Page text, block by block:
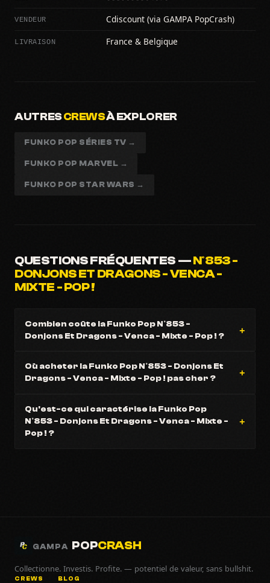
VENDEUR Cdiscount (via GAMPA PopCrash)
LIVRAISON France & Belgique
AUTRESCREWSÀ EXPLORER
FUNKO POP SÉRIES TV →
FUNKO POP MARVEL →
FUNKO POP STAR WARS →
QUESTIONS FRÉQUENTES —N°853 -
DONJONS ET DRAGONS - VENCA -
MIXTE - POP !
Combien coûte la Funko Pop N°853 -
Donjons Et Dragons - Venca - Mixte - Pop ! ?
Où acheter la Funko Pop N°853 - Donjons Et
Dragons - Venca - Mixte - Pop ! pas cher ?
Qu'est-ce qui caractérise la Funko Pop
N°853 - Donjons Et Dragons - Venca - Mixte -
Pop ! ?
GAMPA POPCRASH
Collectionne. Investis. Profite. — potentiel de valeur, sans bullshit.
CREWS BLOG